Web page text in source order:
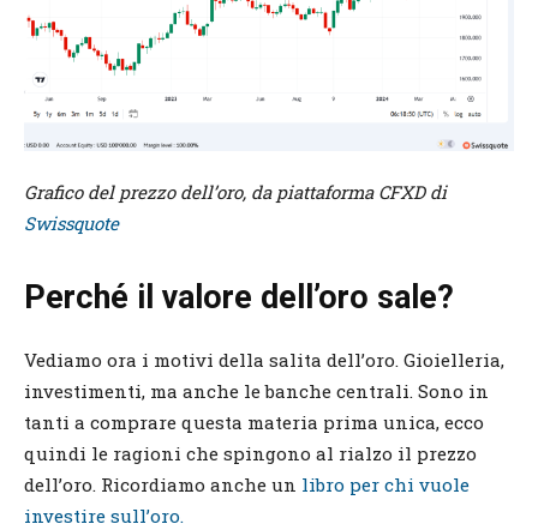
Grafico del prezzo dell’oro, da piattaforma CFXD di
Swissquote
Perché il valore dell’oro sale?
Vediamo ora i motivi della salita dell’oro. Gioielleria,
investimenti, ma anche le banche centrali. Sono in
tanti a comprare questa materia prima unica, ecco
quindi le ragioni che spingono al rialzo il prezzo
dell’oro. Ricordiamo anche un libro per chi vuole
investire sull’oro.